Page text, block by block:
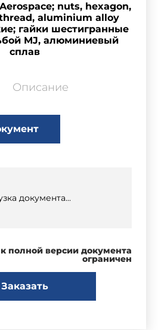
nuts, hexagon,
aluminium alloy
гайки шестигранные
MJ, алюминиевый
сплав
Описание
документа...
полной версии документа
ограничен
Заказать